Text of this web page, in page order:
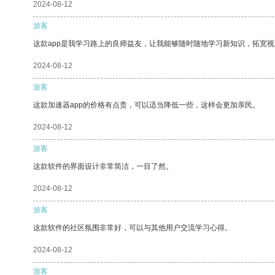
2024-08-12
游客
这款app是我学习路上的良师益友，让我能够随时随地学习新知识，拓宽
2024-08-12
游客
这款加速器app的价格有点贵，可以适当降低一些，这样会更加亲民。
2024-08-12
游客
这款软件的界面设计非常简洁，一目了然。
2024-08-12
游客
这款软件的社区氛围非常好，可以与其他用户交流学习心得。
2024-08-12
游客